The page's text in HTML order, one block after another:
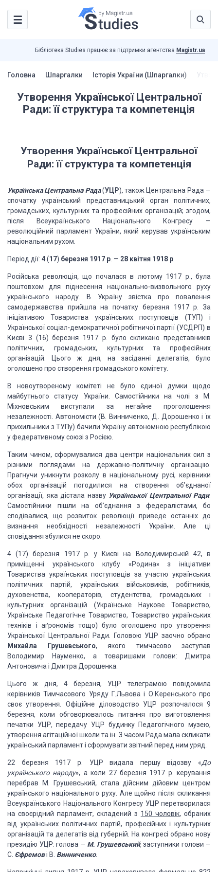
Бібліотека Studies працює за підтримки агентства Magistr.ua
Головна Шпаргалки Історія України (Шпаргалки)
Утворення Української Центральної
Ради: її структура та компетенція
Утворення Української Центральної
Ради: її структура та компетенція
Українська Центральна Рада (УЦР), також Центральна Рада —
спочатку український представницький орган політичних,
громадських, культурних та професійних організацій; згодом,
після Всеукраїнського Національного Конгресу —
революційний парламент України, який керував українським
національним рухом.
Період дії: 4(17) березня 1917 р . — 28 квітня 1918 р
Російська революція, що почалася в лютому 1917 р., була
поштовхом для піднесення національно-визвольного руху
українського народу. В Україну звістка про повалення
самодержавства прийшла на початку березня 1917 р.
За
ініціативою Товариства українських поступовців (ТУП) і
Української соціал-демократичної робітничої партії (УСДРП) в
Києві 3 (16) березня 1917 р.
було скликано представників
політичних, громадських, культурних та професійних
організацій. Цього ж дня, на засіданні делегатів, було
оголошено про створення громадського комітету.
В новоутвореному комітеті не було єдиної думки щодо
майбутнього статусу України. Самостійники на чолі з М.
Міхновським виступали за негайне проголошення
незалежності. Автономісти (В. Винниченко, Д. Дорошенко і їх
прихильники з ТУПу) бачили Україну автономною республікою
у федеративномусоюзі з Росією.
Таким чином, сформувалися два центри національних сил з
різними поглядами на державно-політичну організацію.
Прагнучи уникнути розколув національному русі, керівники
обох організацій погодилися на створення об’єднаної
організації, яка дістала назву Української Центральної Ради.
Самостійники пішли на об’єднання з федералістами, бо
сподівалися, що розвиток революції приведе останніх до
визнання необхідності незалежності України. Але ці
сповідання збулися не скоро.
4 (17) березня 1917 р. у Києві на Володимирській 42, в
приміщенні українського клубу «Родина» з ініціативи
Товариства українськихпоступовців за участю українських
політичних партій, українських військовиків, робітників,
духовенства, кооператорів, студентства, громадських і
культурних організацій (Українське Наукове Товариство,
Українське Педагогічне Товариство, Товариство українських
техніків і аґрономів тощо) було оголошено про утворення
Української Центральної Ради. Головою УЦР заочно обрано
Михайла Грушевського, якого тимчасово заступав
Володимир Науменко, а товаришами голови: Дмитра
Антоновича і Дмитра Дорошенка.
Цього ж дня, 4 березня, УЦР телеграмою повідомила
керівників Тимчасового Уряду Г.Львова і О.Керенського про
своє утворення.
Офіційне діловодство УЦР розпочалося 9
березня, коли обговорювалось питання про виготовлення
печатки УЦР, передачу УЦР будинку Педагогічного музею,
утворення агітаційноїшколи та ін. З часом Рада мала скликати
український парламент і сформувати звітний перед ним уряд.
22 березня 1917 р. УЦР видала першу відозву «До
українського народу», а коли 27березня 1917 р. керування
перебрав М. Грушевський, стала дійсним дійовим центром
українського національного руху. Але щойно після скликання
Всеукраїнського Національного Конгресу УЦР перетворилася
на своєрідний парламент, складений з 150 чоловік, обраних
від українських політичних партій, професійних і культурних
організацій та делегатів від губерній. На конгресі обрано нову
президію УЦР: голова — М. Грушевський, заступники голови —
С. Єфремові В. Винниченко.